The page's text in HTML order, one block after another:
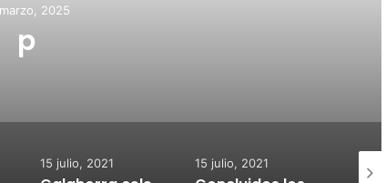
de Calahorra convoca
para la adquisión de
15 julio, 2021 15 julio, 2021